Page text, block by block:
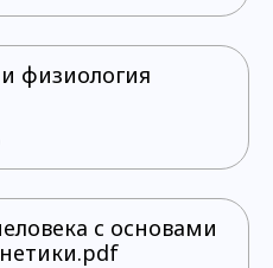
физиология
с основами